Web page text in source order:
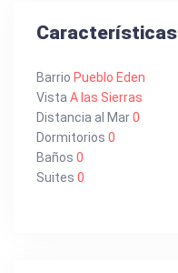
Características
Barrio Pueblo Eden
Vista A las Sierras
Distancia al Mar0
Dormitorios 0
Baños 0
Suites 0